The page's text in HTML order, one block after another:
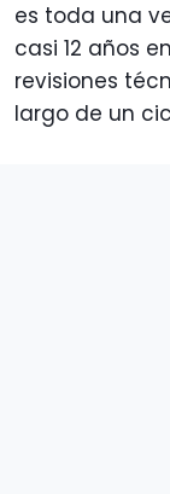
es toda una
casi 12 años
revisiones
largo de un